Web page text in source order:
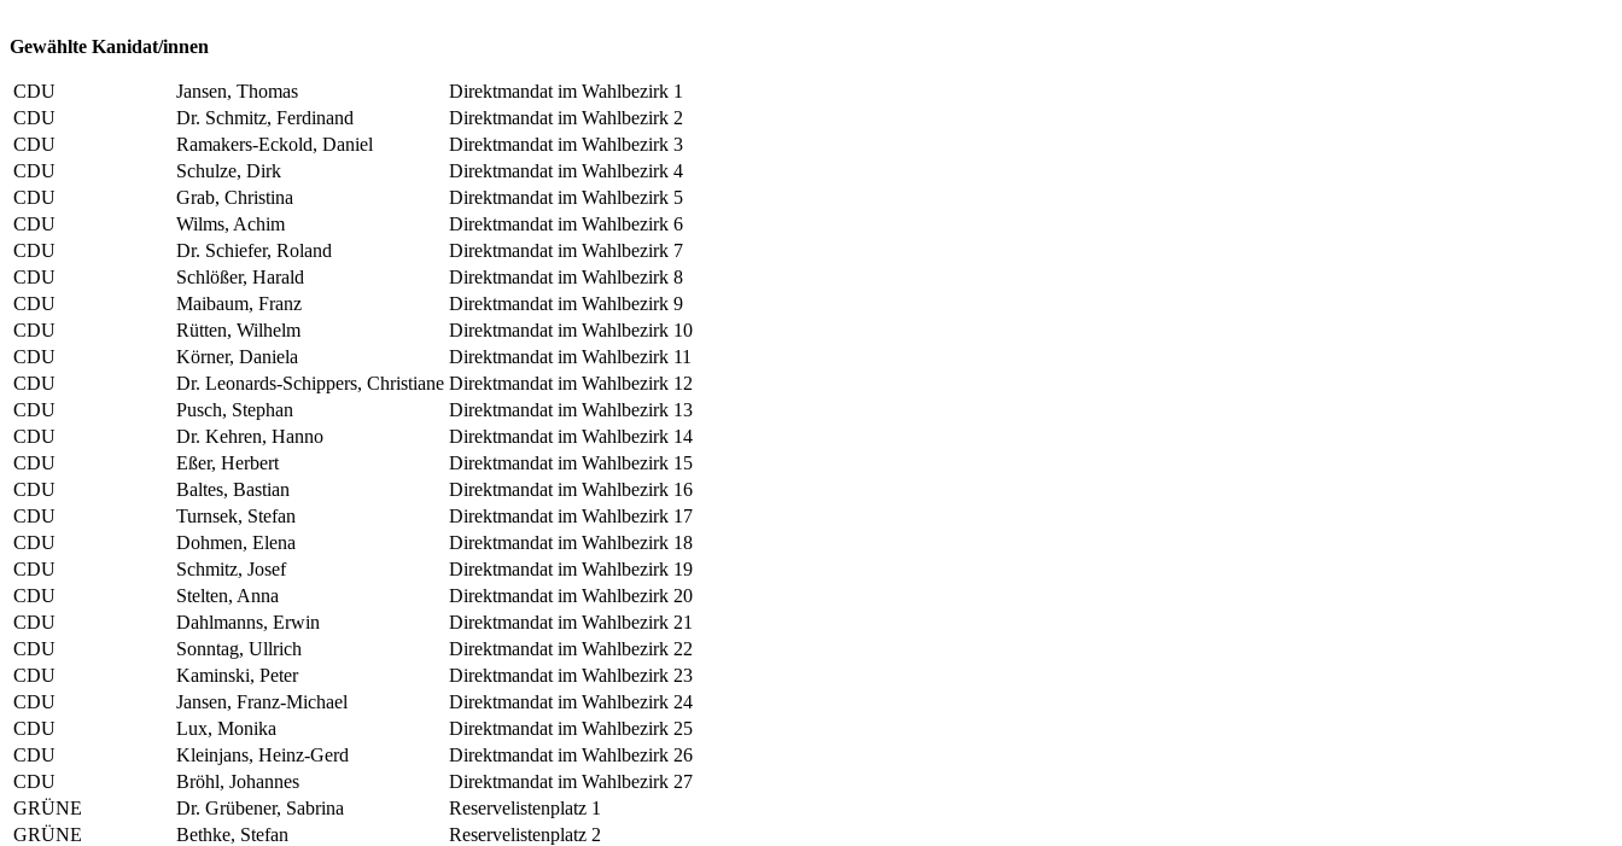
Gewählte Kanidat/innen
CDU Jansen, Thomas
Direktmandat im Wahlbezirk 1
CDU
Dr. Schmitz, Ferdinand
Direktmandat im Wahlbezirk 2
CDU
Ramakers-Eckold, Daniel
Direktmandat im Wahlbezirk 3
CDU
Schulze, Dirk
Direktmandat im Wahlbezirk 4
CDU
Grab, Christina
Direktmandat im Wahlbezirk 5
CDU
Wilms, Achim
Direktmandat im Wahlbezirk 6
CDU
Dr. Schiefer, Roland
Direktmandat im Wahlbezirk 7
CDU
Schlößer, Harald
Direktmandat im Wahlbezirk 8
CDU
Maibaum, Franz
Direktmandat im Wahlbezirk 9
CDU
Rütten, Wilhelm
Direktmandat im Wahlbezirk 10
CDU
Körner, Daniela
Direktmandat im Wahlbezirk 11
CDU
Dr. Leonards-Schippers, Christiane Direktmandat im Wahlbezirk 12
CDU
Pusch, Stephan
Direktmandat im Wahlbezirk 13
CDU
Dr. Kehren, Hanno
Direktmandat im Wahlbezirk 14
CDU
Eßer, Herbert
Direktmandat im Wahlbezirk 15
CDU
Baltes, Bastian
Direktmandat im Wahlbezirk 16
CDU
Turnsek, Stefan
Direktmandat im Wahlbezirk 17
CDU
Dohmen, Elena
Direktmandat im Wahlbezirk 18
CDU
Schmitz, Josef
Direktmandat im Wahlbezirk 19
CDU
Stelten, Anna
Direktmandat im Wahlbezirk 20
CDU
Dahlmanns, Erwin
Direktmandat im Wahlbezirk 21
CDU
Sonntag, Ullrich
Direktmandat im Wahlbezirk 22
CDU
Kaminski, Peter
Direktmandat im Wahlbezirk 23
CDU
Jansen, Franz-Michael
Direktmandat im Wahlbezirk 24
CDU
Lux, Monika
Direktmandat im Wahlbezirk 25
CDU
Kleinjans, Heinz-Gerd
Direktmandat im Wahlbezirk 26
CDU
Bröhl, Johannes
Direktmandat im Wahlbezirk 27
GRÜNE
Dr. Grübener, Sabrina
Reservelistenplatz 1
GRÜNE
Bethke, Stefan
Reservelistenplatz 2